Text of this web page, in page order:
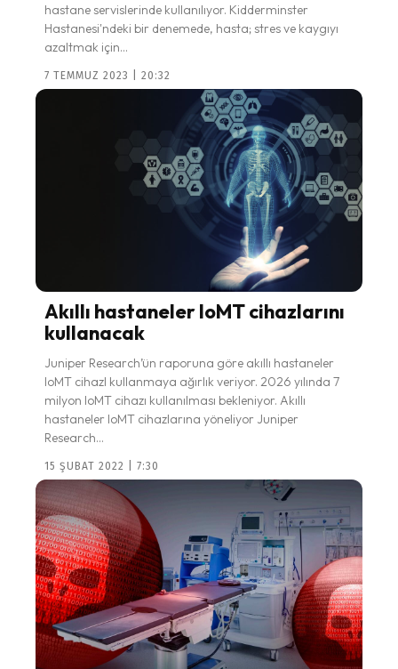
hastane servislerinde kullanılıyor. Kidderminster
Hastanesi'ndeki bir denemede, hasta; stres ve kaygıyı
azaltmak için...
7 TEMMUZ 2023 | 20:32
Akıllı hastaneler IoMT cihazlarını
kullanacak
Juniper Research’ün raporuna göre akıllı hastaneler
IoMT cihazl kullanmaya ağırlık veriyor. 2026 yılında 7
milyon IoMT cihazı kullanılması bekleniyor. Akıllı
hastaneler IoMT cihazlarına yöneliyor Juniper
Research...
15 ŞUBAT 2022 | 7:30